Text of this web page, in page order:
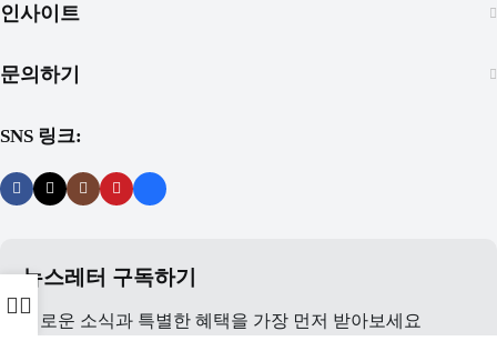
인사이트
문의하기
SNS 링크:
뉴스레터 구독하기
새로운 소식과 특별한 혜택을 가장 먼저 받아보세요